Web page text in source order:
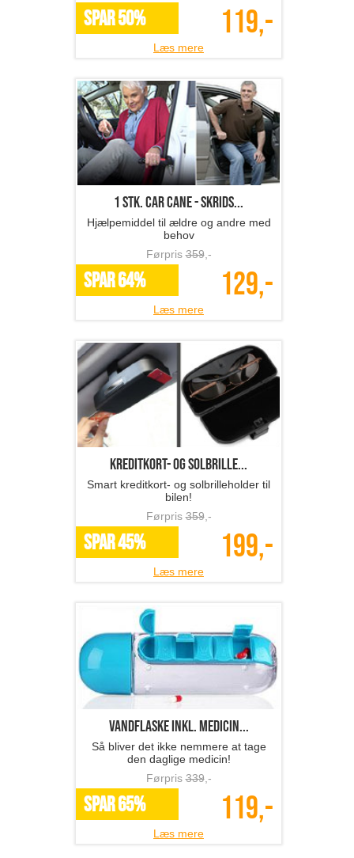
SPAR 50% 119,-
Læs mere
1 stk. Car Cane - skrids...
Hjælpemiddel til ældre og andre med
behov
Førpris359,-
SPAR 64% 129,-
Læs mere
kreditkort- og solbrille...
Smart kreditkort- og solbrilleholder til
bilen!
Førpris359,-
SPAR 45% 199,-
Læs mere
Vandflaske inkl. medicin...
Så bliver det ikke nemmere at tage
den daglige medicin!
Førpris339,-
SPAR 65% 119,-
Læs mere